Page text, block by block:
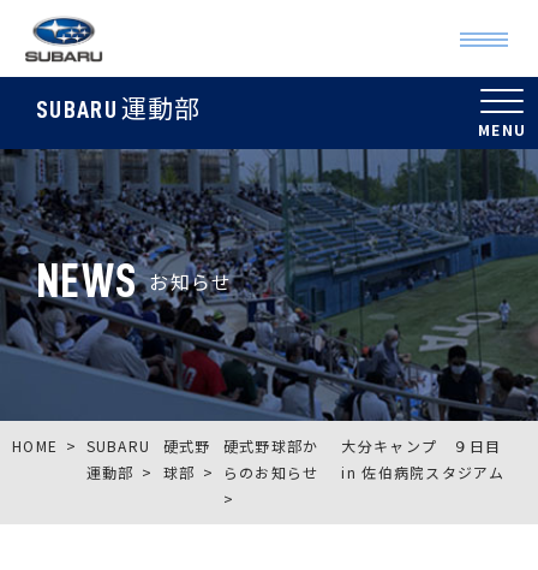
SUBARU 運動部
NEWS お知らせ
HOME
SUBARU
運動部
硬式野
球部
硬式野球部か
らのお知らせ
大分キャンプ ９日目
in 佐伯病院スタジアム